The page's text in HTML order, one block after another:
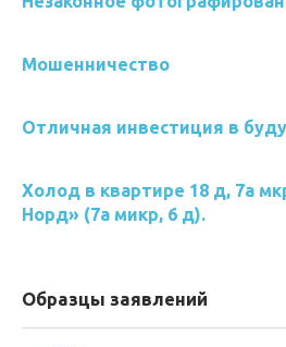
Мошенничество
Отличная инвестиция в
Холод в квартире 18 д, 7а
Норд» (7а микр, 6 д).
Образцы заявлений